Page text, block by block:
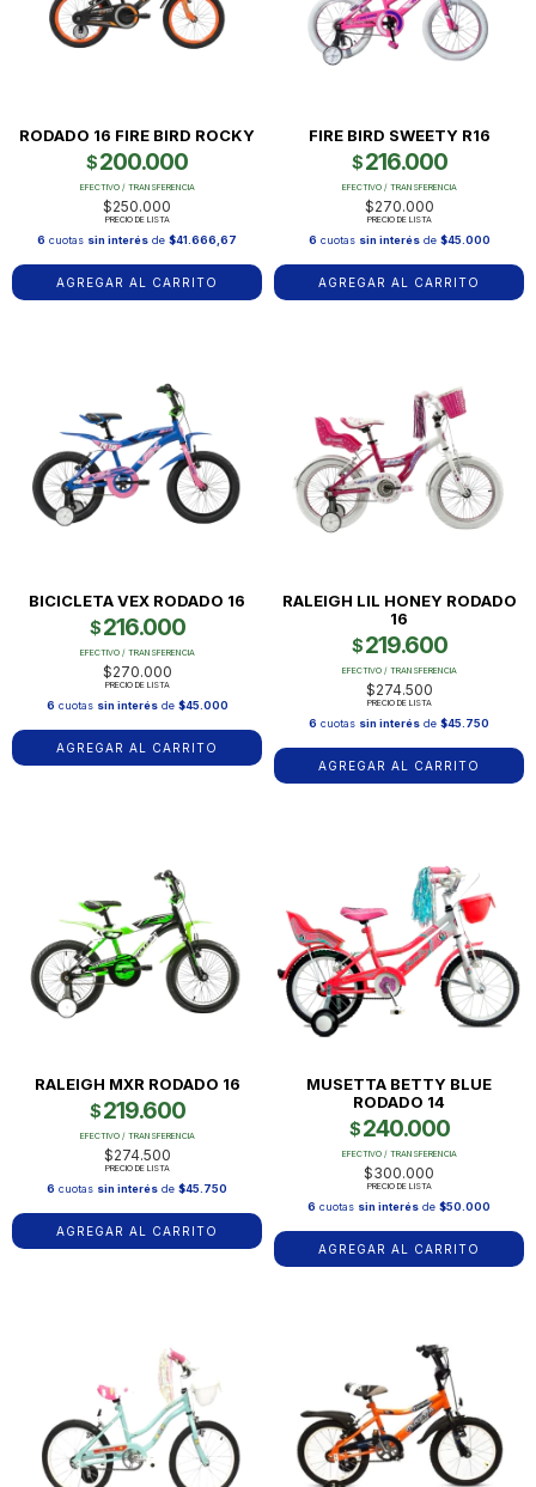
RODADO 16 FIRE BIRD ROCKY
$200.000
EFECTIVO / TRANSFERENCIA
$250.000
PRECIO DE LISTA
6 cuotas sin interés de $41.666,67
AGREGAR AL CARRITO
FIRE BIRD SWEETY R16
$216.000
EFECTIVO / TRANSFERENCIA
$270.000
PRECIO DE LISTA
6 cuotas sin interésde $45.000
AGREGAR AL CARRITO
BICICLETA VEX RODADO 16
$216.000
EFECTIVO / TRANSFERENCIA
$270.000
PRECIO DE LISTA
6 cuotas sin interésde $45.000
AGREGAR AL CARRITO
RALEIGH LIL HONEY RODADO
16
$219.600
EFECTIVO / TRANSFERENCIA
$274.500
PRECIO DE LISTA
6 cuotas sin interés de $45.750
AGREGAR AL CARRITO
RALEIGH MXR RODADO 16
$219.600
EFECTIVO / TRANSFERENCIA
$274.500
PRECIO DE LISTA
6 cuotas sin interés de $45.750
AGREGAR AL CARRITO
MUSETTA BETTY BLUE
RODADO 14
$240.000
EFECTIVO / TRANSFERENCIA
$300.000
PRECIO DE LISTA
6 cuotas sin interés de $50.000
AGREGAR AL CARRITO